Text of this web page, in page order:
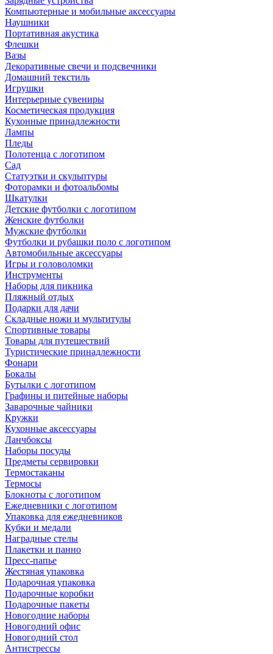
Компьютерные и мобильные аксессуары
Наушники
Портативная акустика
Флешки
Вазы
Декоративные свечи и подсвечники
Домашний текстиль
Игрушки
Интерьерные сувениры
Косметическая продукция
Кухонные принадлежности
Лампы
Пледы
Полотенца с логотипом
Сад
Статуэтки и скульптуры
Фоторамки и фотоальбомы
Шкатулки
Детские футболки с логотипом
Женские футболки
Мужские футболки
Футболки и рубашки поло с логотипом
Автомобильные аксессуары
Игры и головоломки
Инструменты
Наборы для пикника
Пляжный отдых
Подарки для дачи
Складные ножи и мультитулы
Спортивные товары
Товары для путешествий
Туристические принадлежности
Фонари
Бокалы
Бутылки с логотипом
Графины и питейные наборы
Заварочные чайники
Кружки
Кухонные аксессуары
Ланчбоксы
Наборы посуды
Предметы сервировки
Термостаканы
Термосы
Блокноты с логотипом
Ежедневники с логотипом
Упаковка для ежедневников
Кубки и медали
Наградные стелы
Плакетки и панно
Пресс-папье
Жестяная упаковка
Подарочная упаковка
Подарочные коробки
Подарочные пакеты
Новогодние наборы
Новогодний офис
Новогодний стол
Антистрессы